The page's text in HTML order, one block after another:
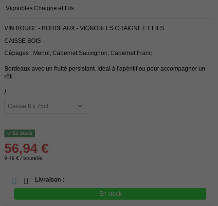
Vignobles Chaigne et Fils
VIN ROUGE - BORDEAUX - VIGNOBLES CHAIGNE ET FILS
CAISSE BOIS
Cépages : Merlot, Cabernet Sauvignon, Cabernet Franc
Bordeaux avec un fruité persistant. Idéal à l'apéritif ou pour accompagner un
rôti.
/
En Stock
56,94 €
9,49 € / bouteille
Livraison :
En stock